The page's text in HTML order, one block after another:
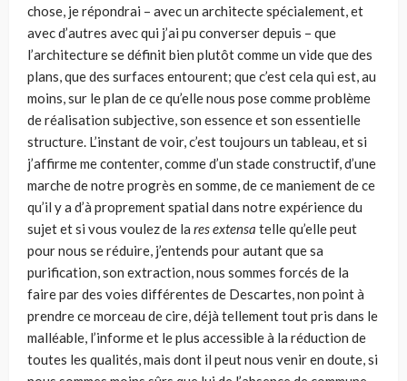
chose, je répondrai – avec un architecte spécialement, et
avec d’autres avec qui j’ai pu converser depuis – que
l’architecture se définit bien plutôt comme un vide que des
plans, que des surfaces entourent; que c’est cela qui est, au
moins, sur le plan de ce qu’elle nous pose comme problème
de réalisation subjective, son essence et son essentielle
structure. L’instant de voir, c’est toujours un tableau, et si
j’affirme me contenter, comme d’un stade constructif, d’une
marche de notre progrès en somme, de ce maniement de ce
qu’il y a d’à proprement spatial dans notre expé­rience du
sujet et si vous voulez de la res extensa telle qu’elle peut
pour nous se réduire, j’entends pour autant que sa
purification, son extraction, nous sommes forcés de la
faire par des voies différentes de Descartes, non point à
prendre ce morceau de cire, déjà tellement tout pris dans le
malléable, l’informe et le plus accessible à la réduction de
toutes les qualités, mais dont il peut nous venir en doute, si